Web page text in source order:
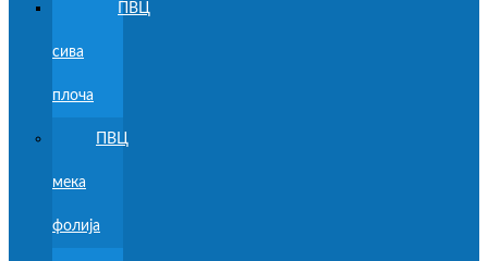
ПВЦ
сива
плоча
ПВЦ
мека
фолија